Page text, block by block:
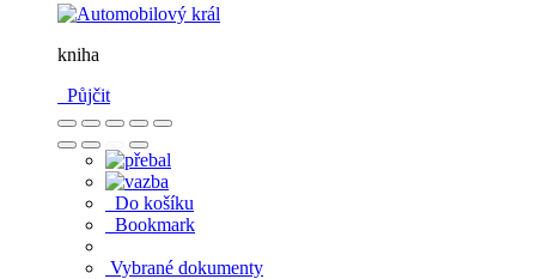
kniha
Půjčit
Do košíku
Bookmark
Vybrané dokumenty